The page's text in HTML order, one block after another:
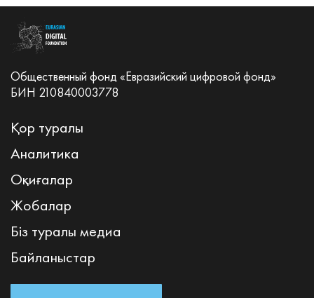
Общественный фонд «Евразийский цифровой фонд»
БИН 210840003778
Қор туралы
Аналитика
Оқиғалар
Жобалар
Біз туралы медиа
Байланыстар